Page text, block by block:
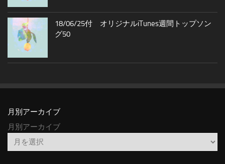
18/06/25付 オリジナルiTunes週間トップソン
グ50
月別アーカイブ
月別アーカイブ